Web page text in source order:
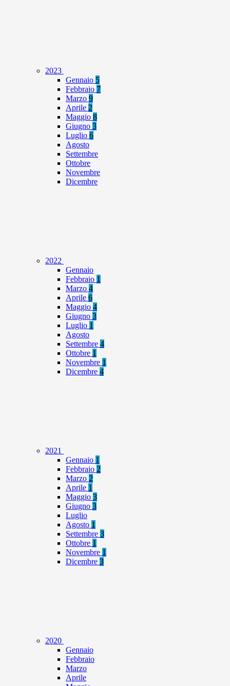
2023
Gennaio 5
Febbraio 7
Marzo 9
Aprile 2
Maggio 8
Giugno 3
Luglio 6
Agosto
Settembre
Ottobre
Novembre
Dicembre
2022
Gennaio
Febbraio 1
Marzo 4
Aprile 6
Maggio 4
Giugno 3
Luglio 1
Agosto
Settembre 4
Ottobre 1
Novembre 1
Dicembre 4
2021
Gennaio 1
Febbraio 2
Marzo 2
Aprile 1
Maggio 3
Giugno 3
Luglio
Agosto 1
Settembre 3
Ottobre 1
Novembre 1
Dicembre 3
2020
Gennaio
Febbraio
Marzo
Aprile